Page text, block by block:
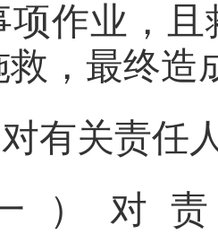
项作业，
救，最终造
有关责任
）对